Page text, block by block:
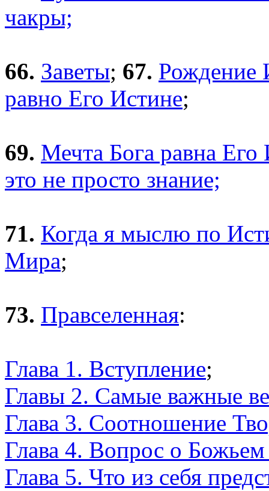
чакры;
66. Заветы; 67. Рождение
равно Его Истине;
69. Мечта Бога равна
это не просто знание;
71. Когда я мыслю по
Мира;
73. Правселенная:
Глава 1. Вступление;
Главы 2. Самые важные
Глава 3. Соотношение
Глава 4. Вопрос о
Глава 5. Что из себя